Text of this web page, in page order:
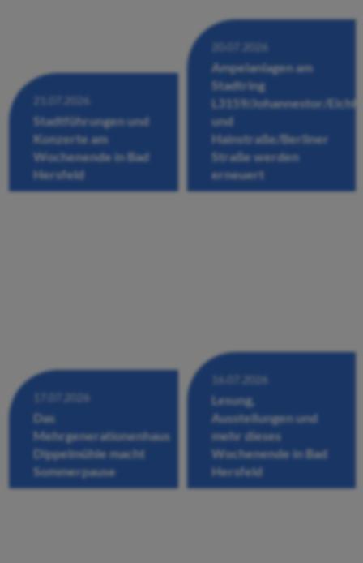
21.07.2026
Stadtführungen und
Konzerte am
Wochenende in Bad
Hersfeld
20.07.2026
Ampelanlagen am
Stadtring
L3159/Johannestor/
und
Hainstraße/Berliner
Straße werden
erneuert
17.07.2026
Das
Mehrgenerationenhaus
Dippelmühle macht
Sommerpause
16.07.2026
Lesung,
Ausstellungen und
mehr dieses
Wochenende in Bad
Hersfeld